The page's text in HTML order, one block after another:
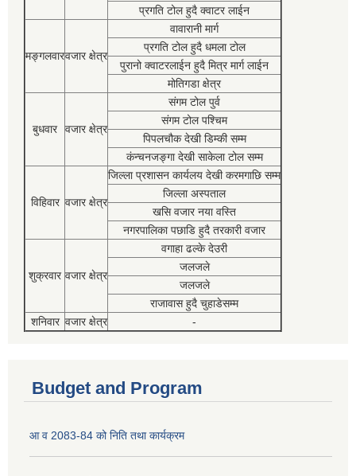
प्रगति टोल हुदै क्वाटर लाईन
मङ्गलवारवजार क्षेत्र
वावारानी मार्ग
प्रगति टोल हुदै धमला टोल
पुरानो क्वाटरलाईन हुदै मित्र मार्ग लाईन
मोतिगडा क्षेत्र
बुधवार वजार क्षेत्र
संगम टोल पुर्व
संगम टोल पश्चिम
पिपलचौक देखी डिम्की सम्म
कंन्चनजङ्गा देखी साकेला टोल सम्म
विहिवार वजार क्षेत्र
जिल्ला प्रशासन कार्यलय देखी करमगाछि सम्म
जिल्ला अस्पताल
खसि वजार नया वस्ति
नगरपालिका पछाडि हुदै तरकारी वजार
शुक्रवार वजार क्षेत्र
वगाहा ढल्के देउरी
जलजले
जलजले
राजावास हुदै चुहाडेसम्म
शनिवार वजार क्षेत्र -
Budget and Program
आ व 2083-84 को निति तथा कार्यक्रम